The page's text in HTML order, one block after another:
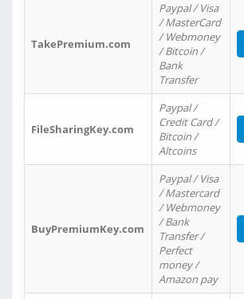
TakePremium.com
Paypal / Visa
/ MasterCard
/ Webmoney
/ Bitcoin /
Bank
Transfer
FileSharingKey.com
Paypal /
Credit Card /
Bitcoin /
Altcoins
BuyPremiumKey.com
Paypal / Visa
/ Mastercard
/ Webmoney
/ Bank
Transfer /
Perfect
money /
Amazon pay